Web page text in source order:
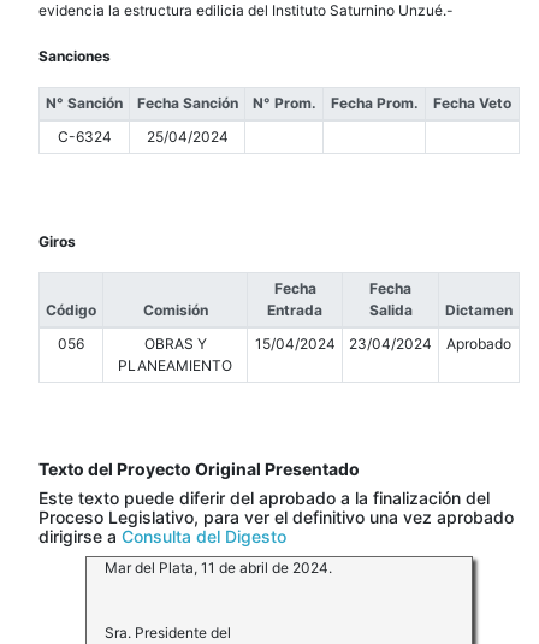
evidencia la estructura edilicia del Instituto Saturnino Unzué.-
Sanciones
N° Sanción Fecha Sanción N° Prom. Fecha Prom.
Fecha Veto
C-6324
25/04/2024
Giros
Código Comisión
Fecha
Entrada
Fecha
Salida
Dictamen
056
OBRAS Y
PLANEAMIENTO
15/04/2024 23/04/2024 Aprobado
Texto del Proyecto Original Presentado
Este texto puede diferir del aprobado a la finalización del
Proceso Legislativo, para ver el definitivo una vez aprobado
dirigirse a Consulta del Digesto
Mar del Plata, 11 de abril de 2024.
Sra. Presidente del